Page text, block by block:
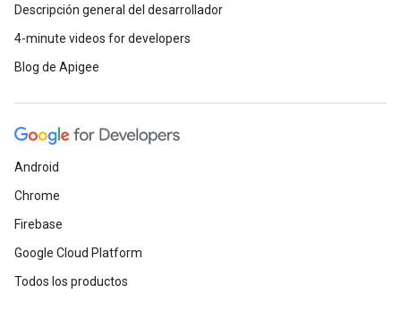
Descripción general del desarrollador
4-minute videos for developers
Blog de Apigee
Android
Chrome
Firebase
Google Cloud Platform
Todos los productos